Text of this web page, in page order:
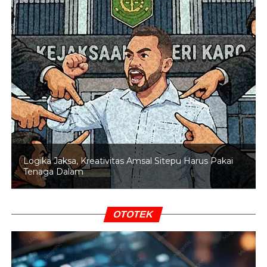
“Kita ingin risiko bisa diantisipasi lebih dini sehingga tidak
menjadi beban yang lebih besar bagi APBN,” tegasnya.
BACA JUGA DPR Ingatkan Pemerintah Soal Risiko
Kenaikan Harga BBM
Perkembangan teknologi keuangan seperti aset kripto
dan tokenisasi Real World Assets (RWA) juga menjadi
perhatian dalam perubahan regulasi tersebut. DPR
menilai kerangka hukum sebelumnya perlu diperbarui
agar mampu mengikuti inovasi industri keuangan yang
berkembang cepat.
Dengan revisi ini, pemerintah dan DPR berharap tercipta
kepastian hukum bagi pelaku industri sekaligus
perlindungan yang lebih kuat bagi masyarakat sebagai
pengguna layanan keuangan digital.
Logika Jaksa, Kreativitas Amsal Sitepu Harus Pakai
Tenaga Dalam
OTOTEK